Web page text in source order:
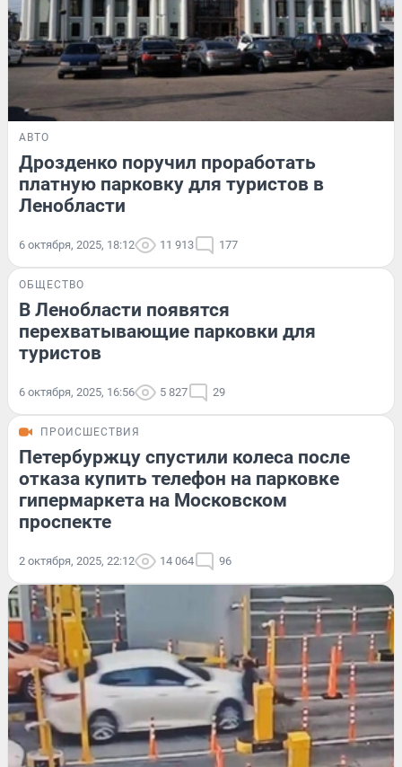
АВТО
Дрозденко поручил проработать
платную парковку для туристов в
Ленобласти
6 октября, 2025, 18:12 11 913 177
ОБЩЕСТВО
В Ленобласти появятся
перехватывающие парковки для
туристов
6 октября, 2025, 16:56 5 827 29
ПРОИСШЕСТВИЯ
Петербуржцу спустили колеса после
отказа купить телефон на парковке
гипермаркета на Московском
проспекте
2 октября, 2025, 22:12 14 064 96